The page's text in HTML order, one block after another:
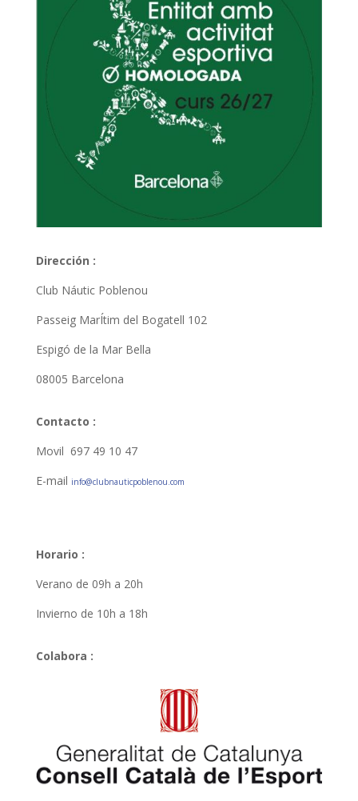
Dirección :
Club Náutic Poblenou
Passeig MarÍtim del Bogatell 102
Espigó de la Mar Bella
08005 Barcelona
Contacto :
Movil 697 49 10 47
E-mail info@clubnauticpoblenou.com
Horario :
Verano de 09h a 20h
Invierno de 10h a 18h
Colabora :